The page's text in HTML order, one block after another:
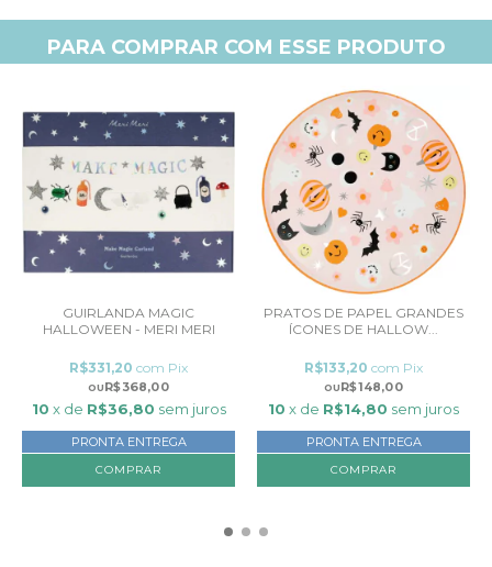
PARA COMPRAR COM ESSE PRODUTO
GUIRLANDA MAGIC
HALLOWEEN - MERI MERI
R$368,00
R$331,20 com Pix
10 x de R$36,80 sem juros
PRONTA ENTREGA
PRATOS DE PAPEL GRANDES
ÍCONES DE HALLOW...
R$148,00
R$133,20 com Pix
10 x de R$14,80 sem juros
PRONTA ENTREGA